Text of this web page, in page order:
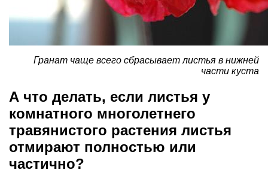
Гранат чаще всего сбрасывает листья в нижней
части куста
А что делать, если листья у
комнатного многолетнего
травянистого растения листья
отмирают полностью или
частично?